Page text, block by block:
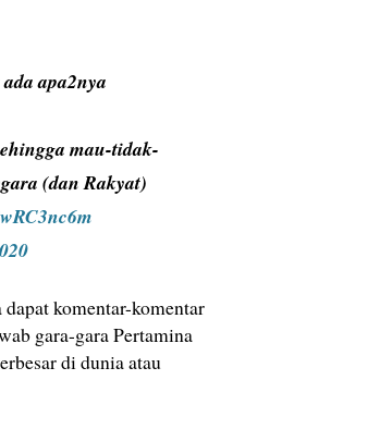
apa2nya
mau-tidak-
(dan Rakyat)
komentar-komentar
gara-gara Pertamina
di dunia atau